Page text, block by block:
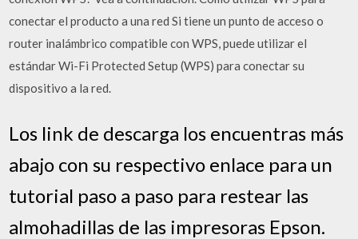
conectar el producto a una red Si tiene un punto de acceso o
router inalámbrico compatible con WPS, puede utilizar el
estándar Wi-Fi Protected Setup (WPS) para conectar su
dispositivo a la red.
Los link de descarga los encuentras más
abajo con su respectivo enlace para un
tutorial paso a paso para restear las
almohadillas de las impresoras Epson.